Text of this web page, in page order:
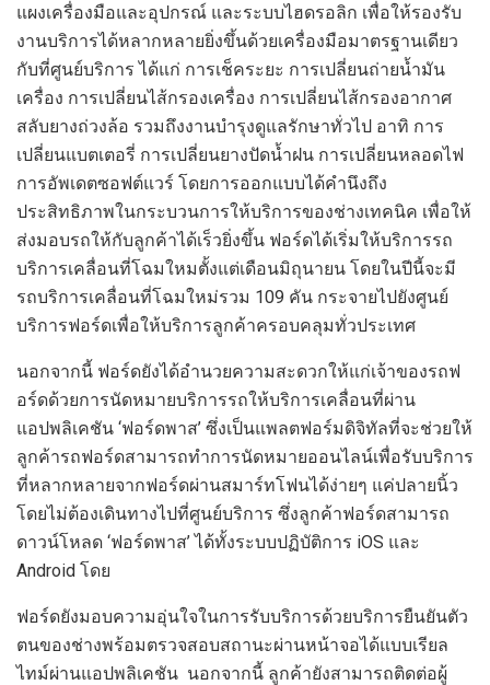
แผงเครื่องมือและอุปกรณ์ และระบบไฮดรอลิก เพื่อให้รองรับ
งานบริการได้หลากหลายยิ่งขึ้นด้วยเครื่องมือมาตรฐานเดียว
กับที่ศูนย์บริการ ได้แก่ การเช็คระยะ การเปลี่ยนถ่ายน้ำมัน
เครื่อง การเปลี่ยนไส้กรองเครื่อง การเปลี่ยนไส้กรองอากาศ
สลับยางถ่วงล้อ รวมถึงงานบำรุงดูแลรักษาทั่วไป อาทิ การ
เปลี่ยนแบตเตอรี่ การเปลี่ยนยางปัดน้ำฝน การเปลี่ยนหลอดไฟ
การอัพเดตซอฟต์แวร์ โดยการออกแบบได้คำนึงถึง
ประสิทธิภาพในกระบวนการให้บริการของช่างเทคนิค เพื่อให้
ส่งมอบรถให้กับลูกค้าได้เร็วยิ่งขึ้น ฟอร์ดได้เริ่มให้บริการรถ
บริการเคลื่อนที่โฉมใหมตั้งแต่เดือนมิถุนายน โดยในปีนี้จะมี
รถบริการเคลื่อนที่โฉมใหม่รวม 109 คัน กระจายไปยังศูนย์
บริการฟอร์ดเพื่อให้บริการลูกค้าครอบคลุมทั่วประเทศ
นอกจากนี้ ฟอร์ดยังได้อำนวยความสะดวกให้แก่เจ้าของรถฟ
อร์ดด้วยการนัดหมายบริการรถให้บริการเคลื่อนที่ผ่าน
แอปพลิเคชัน ‘ฟอร์ดพาส’ ซึ่งเป็นแพลตฟอร์มดิจิทัลที่จะช่วยให้
ลูกค้ารถฟอร์ดสามารถทำการนัดหมายออนไลน์เพื่อรับบริการ
ที่หลากหลายจากฟอร์ดผ่านสมาร์ทโฟนได้ง่ายๆ แค่ปลายนิ้ว
โดยไม่ต้องเดินทางไปที่ศูนย์บริการ ซึ่งลูกค้าฟอร์ดสามารถ
ดาวน์โหลด ‘ฟอร์ดพาส’ ได้ทั้งระบบปฏิบัติการ iOS และ
Android โดย
ฟอร์ดยังมอบความอุ่นใจในการรับบริการด้วยบริการยืนยันตัว
ตนของช่างพร้อมตรวจสอบสถานะผ่านหน้าจอได้แบบเรียล
ไทม์ผ่านแอปพลิเคชัน นอกจากนี้ ลูกค้ายังสามารถติดต่อผู้